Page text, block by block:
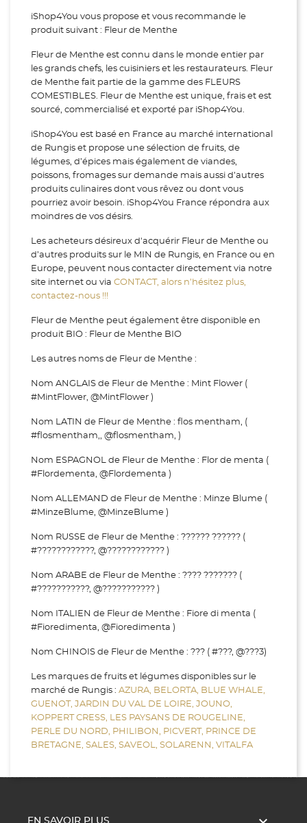
iShop4You vous propose et vous recommande le
produit suivant : Fleur de Menthe
Fleur de Menthe est connu dans le monde entier par
les grands chefs, les cuisiniers et les restaurateurs. Fleur
de Menthe fait partie de la gamme des FLEURS
COMESTIBLES. Fleur de Menthe est unique, frais et est
sourcé, commercialisé et exporté par iShop4You.
iShop4You est basé en France au marché international
de Rungis et propose une sélection de fruits, de
légumes, d’épices mais également de viandes,
poissons, fromages sur demande mais aussi d’autres
produits culinaires dont vous rêvez ou dont vous
pourriez avoir besoin. iShop4You France répondra aux
moindres de vos désirs.
Les acheteurs désireux d'acquérir Fleur de Menthe ou
d’autres produits sur le MIN de Rungis, en France ou en
Europe, peuvent nous contacter directement via notre
site internet ou via CONTACT, alors n’hésitez plus,
contactez-nous !!!
Fleur de Menthe peut également être disponible en
produit BIO : Fleur de Menthe BIO
Les autres noms de Fleur de Menthe :
Nom ANGLAIS de Fleur de Menthe : Mint Flower (
#MintFlower, @MintFlower )
Nom LATIN de Fleur de Menthe : flos mentham, (
#flosmentham,, @flosmentham, )
Nom ESPAGNOL de Fleur de Menthe : Flor de menta (
#Flordementa, @Flordementa )
Nom ALLEMAND de Fleur de Menthe : Minze Blume (
#MinzeBlume, @MinzeBlume )
Nom RUSSE de Fleur de Menthe : ?????? ?????? (
#????????????, @???????????? )
Nom ARABE de Fleur de Menthe : ???? ??????? (
#???????????, @??????????? )
Nom ITALIEN de Fleur de Menthe : Fiore di menta (
#Fioredimenta, @Fioredimenta )
Nom CHINOIS de Fleur de Menthe : ??? ( #???, @???3)
Les marques de fruits et légumes disponibles sur le
marché de Rungis : AZURA, BELORTA, BLUE WHALE,
GUENOT, JARDIN DU VAL DE LOIRE, JOUNO,
KOPPERT CRESS, LES PAYSANS DE ROUGELINE,
PERLE DU NORD, PHILIBON, PICVERT, PRINCE DE
BRETAGNE, SALES, SAVEOL, SOLARENN, VITALFA
EN SAVOIR PLUS